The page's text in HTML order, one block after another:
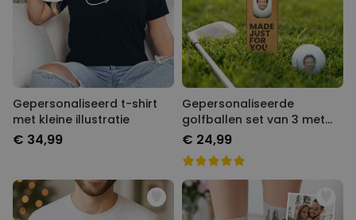
Gepersonaliseerd t-shirt
met kleine illustratie
€ 34,99
Gepersonaliseerde
golfballen set van 3 met
Foto
€ 24,99